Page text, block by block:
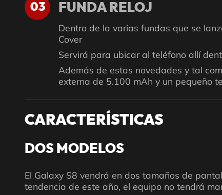
03 FUNDA RELOJ
Dentro de la varias fundas que se
Cover
Servirá para ubicar al teléfono allí
Además de estas novedades y tal
externa de 5.100 mAh y un pequeño
CARACTERÍSTICAS
DOS MODELOS
El Galaxy S8 vendrá en dos tamaños de
tendencia de este año, el equipo no tendrá